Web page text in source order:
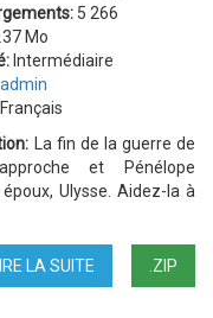
5 266
Mo
Intermédiaire
admin
Français
La fin de la guerre de
et Pénélope
Ulysse. Aidez-la à
.ZIP
LIRE LA SUITE
L'ODYSSÉE